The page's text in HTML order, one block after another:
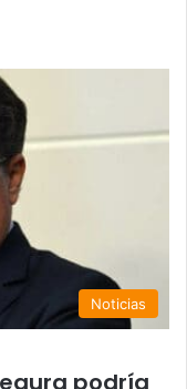
Noticias
podría